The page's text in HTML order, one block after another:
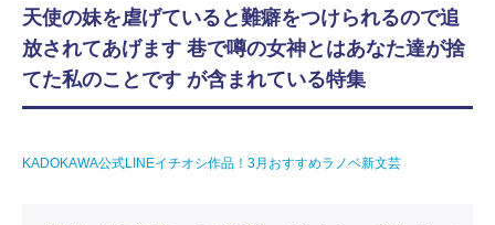
天使の妹を虐げていると難癖をつけられるので追
放されてあげます 巷で噂の女神とはあなた達が捨
てた私のことです が含まれている特集
KADOKAWA公式LINEイチオシ作品！3月おすすめラノベ新文芸